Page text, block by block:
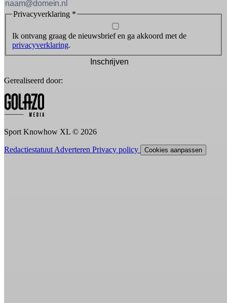
Privacyverklaring *
Ik ontvang graag de nieuwsbrief en ga akkoord met de
privacyverklaring.
Inschrijven
Gerealiseerd door:
Sport Knowhow XL © 2026
Redactiestatuut Adverteren Privacy policy Cookies aanpassen